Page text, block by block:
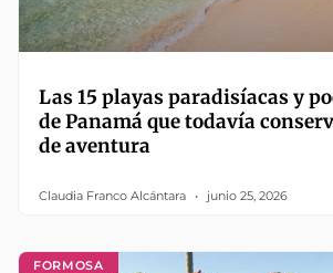
Las 15 playas paradisíacas y
de Panamá que todavía
de aventura
Claudia Franco Alcántara junio 25, 2026
FORMOSA